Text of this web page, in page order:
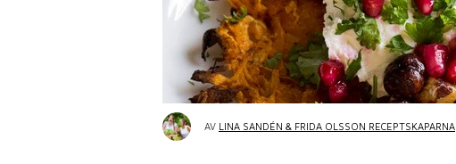
AV LINA SANDÉN & FRIDA OLSSON RECEPTSKAPARNA